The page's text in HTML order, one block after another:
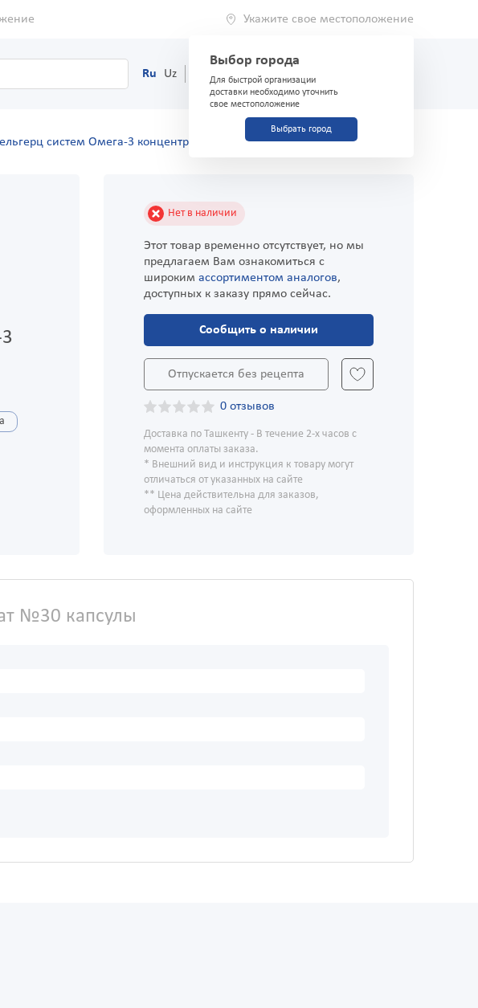
Укажите свое местоположение
Выбор города
Для быстрой организации
доставки необходимо уточнить
свое местоположение
Выбрать город
Ru Uz (71) 200-03-03
систем Омега-3 концентрат №30 капсулы
Нет в наличии
Этот товар временно отсутствует, но мы
предлагаем Вам ознакомиться с
широким ассортиментом аналогов,
доступных к заказу прямо сейчас.
Сообщить о наличии
Отпускается без рецепта
0 отзывов
Доставка по Ташкенту - В течение 2-х часов с
момента оплаты заказа.
* Внешний вид и инструкция к товару могут
отличаться от указанных на сайте
** Цена действительна для заказов,
оформленных на сайте
№30 капсулы